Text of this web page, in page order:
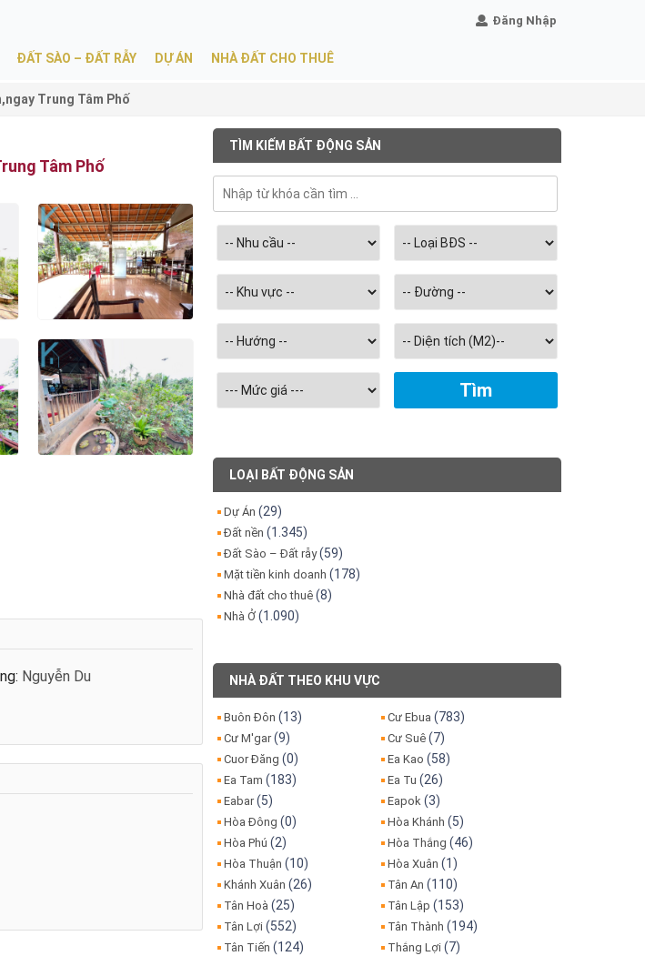
Đăng Nhập
ĐẤT SÀO – ĐẤT RẪY DỰ ÁN NHÀ ĐẤT CHO THUÊ
Trung Tâm Phố
Tâm Phố
Nguyễn Du
TÌM KIẾM BẤT ĐỘNG SẢN
Chọn
diện
tích
LOẠI BẤT ĐỘNG SẢN
Dự Án (29)
Đất nền (1.345)
Đất Sào – Đất rẫy(59)
Mặt tiền kinh doanh (178)
Nhà đất cho thuê (8)
Nhà Ở (1.090)
NHÀ ĐẤT THEO KHU VỰC
Buôn Đôn (13) Cư Ebua (783)
Cư M'gar(9) Cư Suê (7)
Cuor Đăng (0) Ea Kao (58)
Ea Tam (183) Ea Tu (26)
Eabar(5) Eapok (3)
Hòa Đông (0) Hòa Khánh (5)
Hòa Phú (2) Hòa Thắng (46)
Hòa Thuận (10) Hòa Xuân (1)
Khánh Xuân (26) Tân An (110)
Tân Hoà (25) Tân Lập (153)
Tân Lợi (552) Tân Thành (194)
Tân Tiến (124) Thắng Lợi (7)